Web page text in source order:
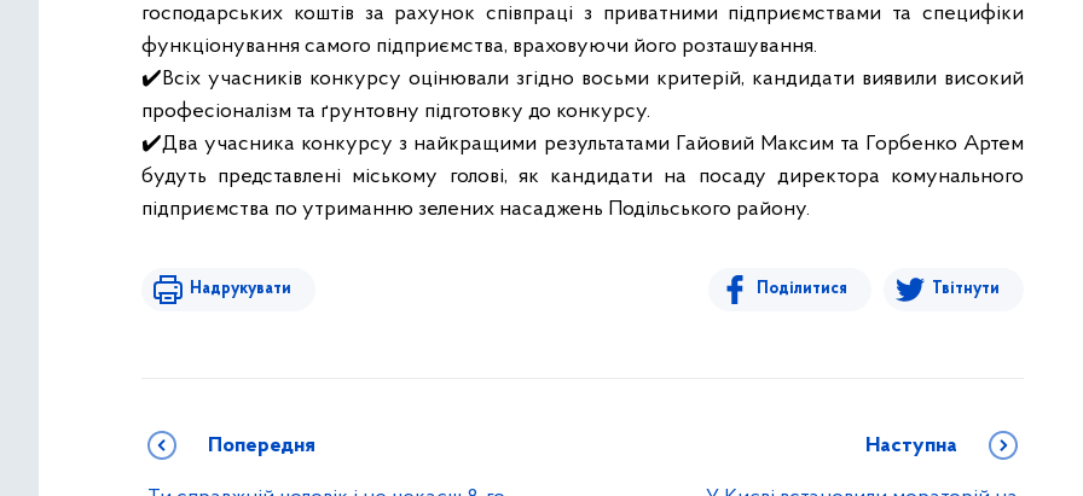
господарських коштів за рахунок співпраці з приватними підприємствами та специфіки
функціонування самого підприємства, враховуючи його розташування.
✔️Всіх учасників конкурсу оцінювали згідно восьми критерій, кандидати виявили високий
професіоналізм та ґрунтовну підготовку до конкурсу.
✔️Два учасника конкурсу з найкращими результатами Гайовий Максим та Горбенко Артем
будуть представлені міському голові, як кандидати на посаду директора комунального
підприємства по утриманню зелених насаджень Подільського району.
Надрукувати Поділитися Твітнути
Попередня Наступна